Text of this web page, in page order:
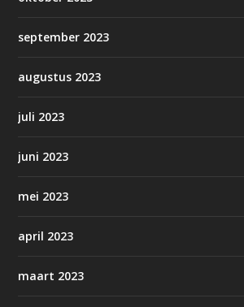
september 2023
augustus 2023
juli 2023
juni 2023
mei 2023
april 2023
maart 2023